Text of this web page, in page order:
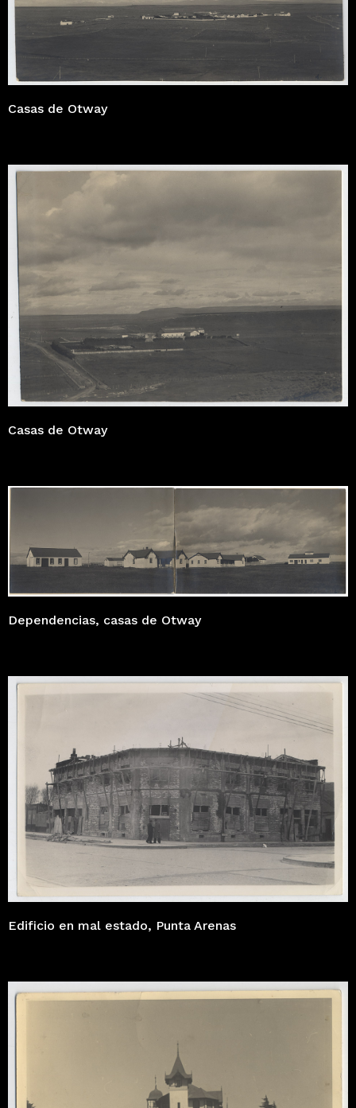
Casas de Otway
Casas de Otway
Dependencias, casas de Otway
Edificio en mal estado, Punta Arenas